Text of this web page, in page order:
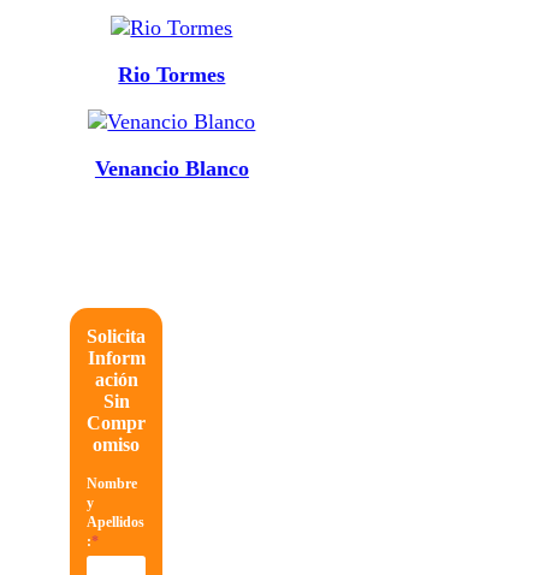
Rio Tormes
Venancio Blanco
Solicita
Inform
ación
Sin
Compr
omiso
Nombre
y
Apellidos
:*